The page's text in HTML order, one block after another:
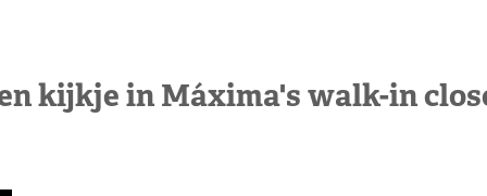
kijkje in Máxima's walk-in